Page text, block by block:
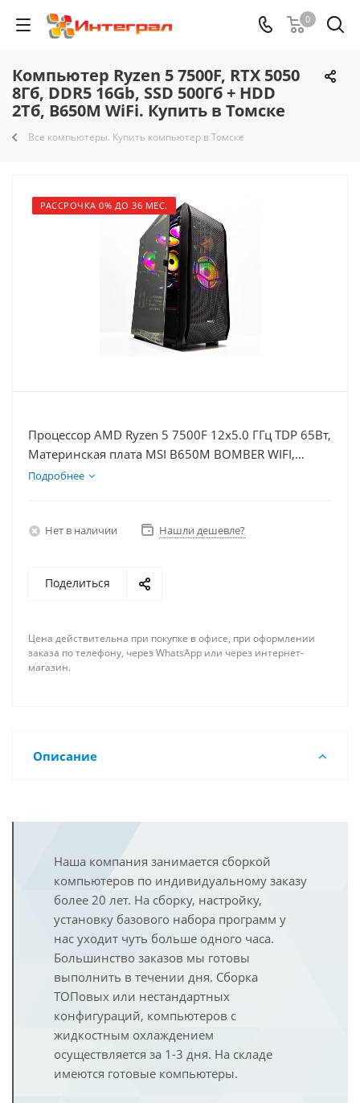
0
Компьютер Ryzen 5 7500F, RTX 5050
8Гб, DDR5 16Gb, SSD 500Гб + HDD
2Тб, B650M WiFi. Купить в Томске
Все компьютеры. Купить компьютер в Томске
РАССРОЧКА 0% ДО 36 МЕС.
Процессор AMD Ryzen 5 7500F 12x5.0 ГГц TDP 65Вт,
Материнская плата MSI B650M BOMBER WIFI,
Видеокарта RTX 5050 8Гб, Память DDR5 16Gb,
Подробнее
Нет в наличии Нашли дешевле?
Поделиться
Цена действительна при покупке в офисе, при оформлении
заказа по телефону, через WhatsApp или через интернет-
магазин.
Описание
Наша компания занимается сборкой
компьютеров по индивидуальному заказу
более 20 лет. На сборку, настройку,
установку базового набора программ у
нас уходит чуть больше одного часа.
Большинство заказов мы готовы
выполнить в течении дня. Сборка
ТОПовых или нестандартных
конфигураций, компьютеров с
жидкостным охлаждением
осуществляется за 1-3 дня. На складе
имеются готовые компьютеры.